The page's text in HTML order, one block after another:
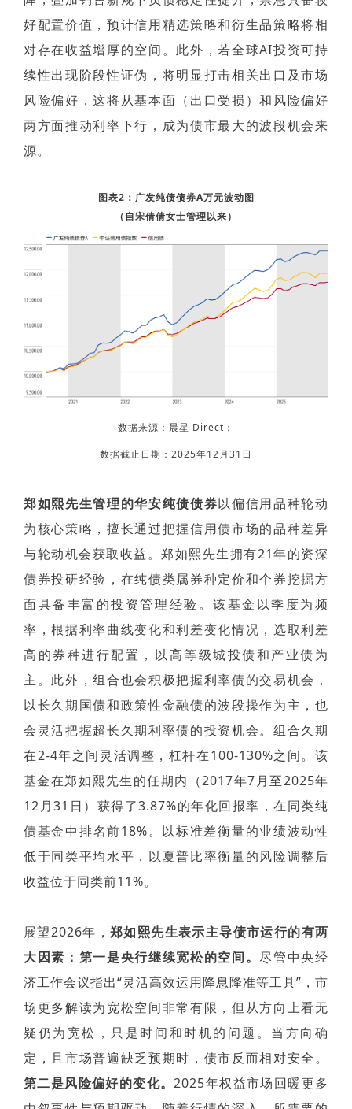
好配置价值，预计信用精选策略和衍生品策略将相
对存在收益增厚的空间。此外，若全球AI投资可持
续性出现阶段性证伪，将明显打击相关出口及市场
风险偏好，这将从基本面（出口受损）和风险偏好
两方面推动利率下行，成为债市最大的波段机会来
源。
图表2：广发纯债债券A万元波动图
（自宋倩倩女士管理以来）
数据来源：晨星 Direct；
数据截止日期：2025年12月31日
郑如熙先生管理的华安纯债债券以偏信用品种轮动
为核心策略，擅长通过把握信用债市场的品种差异
与轮动机会获取收益。郑如熙先生拥有21年的资深
债券投研经验，在纯债类属券种定价和个券挖掘方
面具备丰富的投资管理经验。该基金以季度为频
率，根据利率曲线变化和利差变化情况，选取利差
高的券种进行配置，以高等级城投债和产业债为
主。此外，组合也会积极把握利率债的交易机会，
以长久期国债和政策性金融债的波段操作为主，也
会灵活把握超长久期利率债的投资机会。组合久期
在2-4年之间灵活调整，杠杆在100-130%之间。该
基金在郑如熙先生的任期内（2017年7月至2025年
12月31日）获得了3.87%的年化回报率，在同类纯
债基金中排名前18%。以标准差衡量的业绩波动性
低于同类平均水平，以夏普比率衡量的风险调整后
收益位于同类前11%。
展望2026年， 郑如熙先生表示主导债市运行的有两
大因素：第一是央行继续宽松的空间。 尽管中央经
济工作会议指出“灵活高效运用降息降准等工具”，市
场更多解读为宽松空间非常有限，但从方向上看无
疑仍为宽松，只是时间和时机的问题。当方向确
定，且市场普遍缺乏预期时，债市反而相对安全。
第二是风险偏好的变化。2025年权益市场回暖更多